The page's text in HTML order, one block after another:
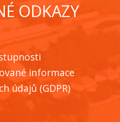
ODKAZY
informace
údajů (GDPR)